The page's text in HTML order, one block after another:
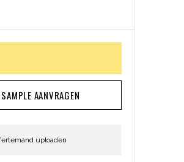
SAMPLE AANVRAGEN
uploaden